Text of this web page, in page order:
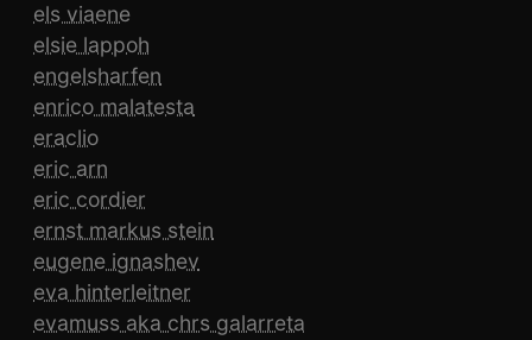
els viaene
elsie lappoh
engelsharfen
enrico malatesta
eraclio
eric arn
eric cordier
ernst markus stein
eugene ignashev
eva hinterleitner
evamuss aka chrs galarreta